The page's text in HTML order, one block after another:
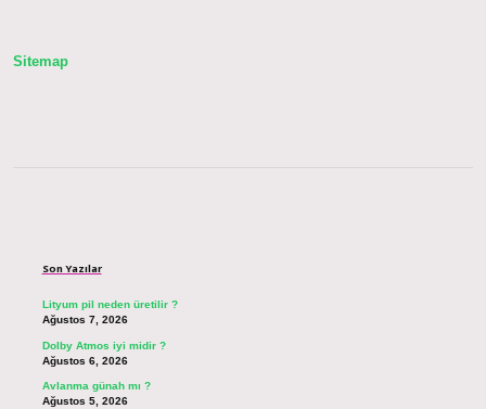
Sitemap
Son Yazılar
Lityum pil neden üretilir ?
Ağustos 7, 2026
Dolby Atmos iyi midir ?
Ağustos 6, 2026
Avlanma günah mı ?
Ağustos 5, 2026